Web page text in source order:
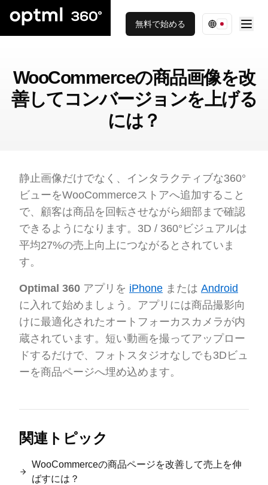
無料で始める
WooCommerceの商品画像を改
善してコンバージョンを上げる
には？
静止画像だけでなく、インタラクティブな360°
ビューをWooCommerceストアへ追加すること
で、顧客は商品を回転させながら細部まで確認
できるようになります。3D / 360°ビジュアルは
平均27%の売上向上につながるとされていま
す。
Optimal 360 アプリを iPhone または Android
に入れて始めましょう。アプリには商品撮影向
けに最適化されたオートフォーカスカメラが内
蔵されています。短い動画を撮ってアップロー
ドするだけで、フォトスタジオなしでも3Dビュ
ーを商品ページへ埋め込めます。
関連トピック
WooCommerceの商品ページを改善して売上を伸
ばすには？